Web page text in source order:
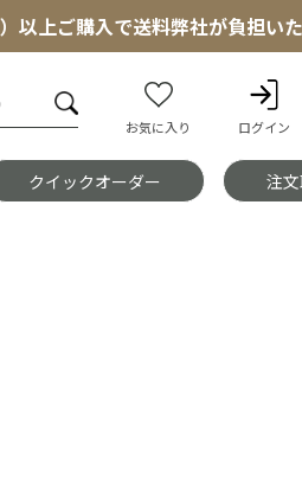
以上ご購入で送料弊社が負担いた
お気に入り ログイン
クイックオーダー 注